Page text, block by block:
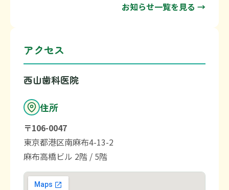
お知らせ一覧を見る →
アクセス
西山歯科医院
住所
〒106-0047
東京都港区南麻布4-13-2
麻布高橋ビル 2階 / 5階